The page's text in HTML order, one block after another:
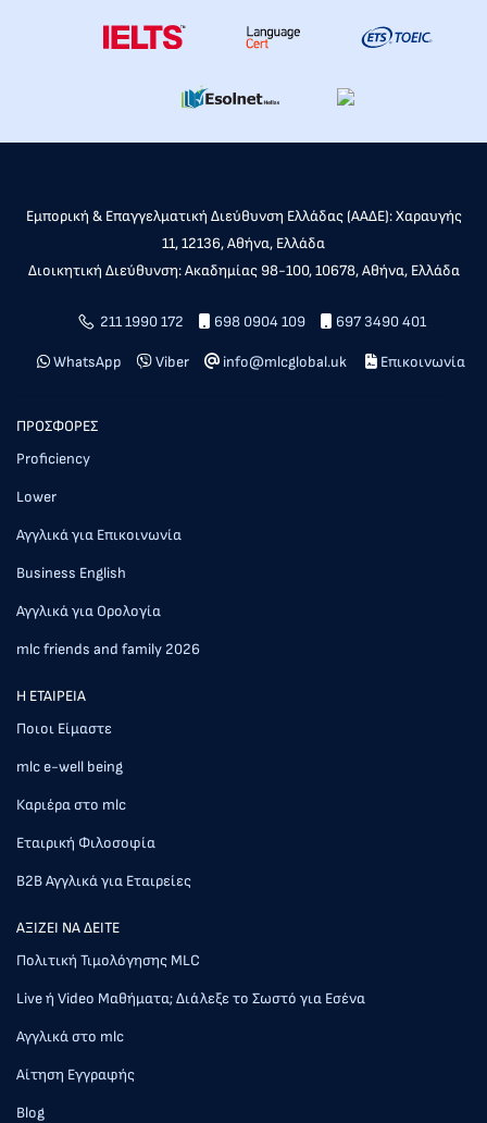
Εμπορική & Επαγγελματική Διεύθυνση Ελλάδας (ΑΑΔΕ): Χαραυγής
11, 12136, Αθήνα, Ελλάδα
Διοικητική Διεύθυνση: Ακαδημίας 98-100, 10678, Αθήνα, Ελλάδα
211 1990 172 698 0904 109 697 3490 401
WhatsApp Viber info@mlcglobal.uk Επικοινωνία
ΠΡΟΣΦΟΡΕΣ
Proficiency
Lower
Αγγλικά για Επικοινωνία
Business English
Αγγλικά για Ορολογία
mlc friends and family 2026
Η ΕΤΑΙΡΕΙΑ
Ποιοι Είμαστε
mlc e-well being
Καριέρα στο mlc
Εταιρική Φιλοσοφία
Β2Β Αγγλικά για Εταιρείες
AΞΙΖΕΙ ΝΑ ΔΕΙΤΕ
Πολιτική Τιμολόγησης MLC
Live ή Video Μαθήματα; Διάλεξε το Σωστό για Εσένα
Αγγλικά στο mlc
Αίτηση Εγγραφής
Blog